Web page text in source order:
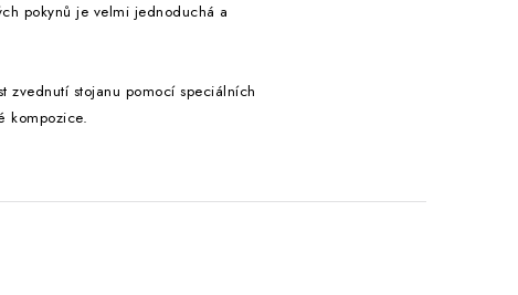
pokynů je velmi jednoduchá a
zvednutí stojanu pomocí speciálních
kompozice.